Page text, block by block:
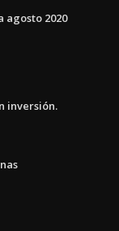
agosto 2020
inversión.